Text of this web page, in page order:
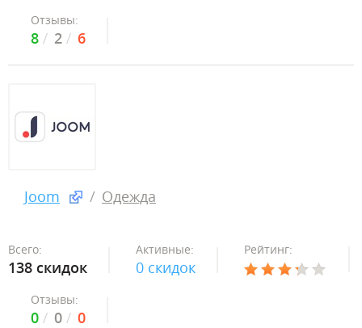
Отзывы:
8 2 6
Joom Одежда
Всего:
138 скидок
Активные:
0 скидок
Рейтинг:
Отзывы:
0 0 0